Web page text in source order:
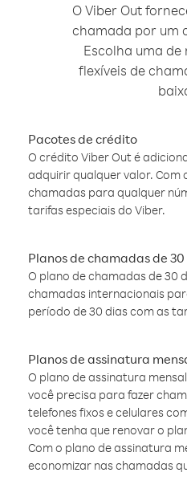
O Viber Out
chamada por um
Escolha uma de
flexíveis de
Pacotes de crédito
O crédito Viber Out é
adquirir qualquer valor. Com
chamadas para qualquer
tarifas especiais do Viber.
Planos de chamadas de
O plano de chamadas de 30
chamadas internacionais
período de 30 dias com as
Planos de assinatura
O plano de assinatura
você precisa para fazer
telefones fixos e celulares
você tenha que renovar o
Com o plano de assinatura
economizar nas chamadas